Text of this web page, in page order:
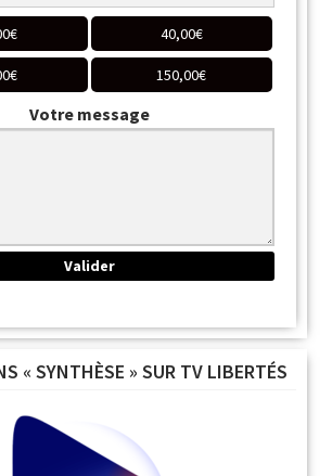
€ 40,00€
€ 150,00€
Votre message
« SYNTHÈSE » SUR TV LIBERTÉS